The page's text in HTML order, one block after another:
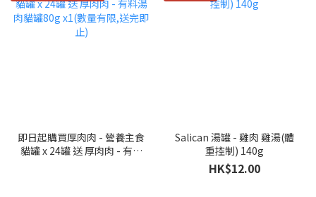
即日起購買厚肉肉 - 營養主食
貓罐 x 24罐 送 厚肉肉 - 有料
Salican 湯罐 - 雞肉 雞湯(體
重控制) 140g
HK$12.00